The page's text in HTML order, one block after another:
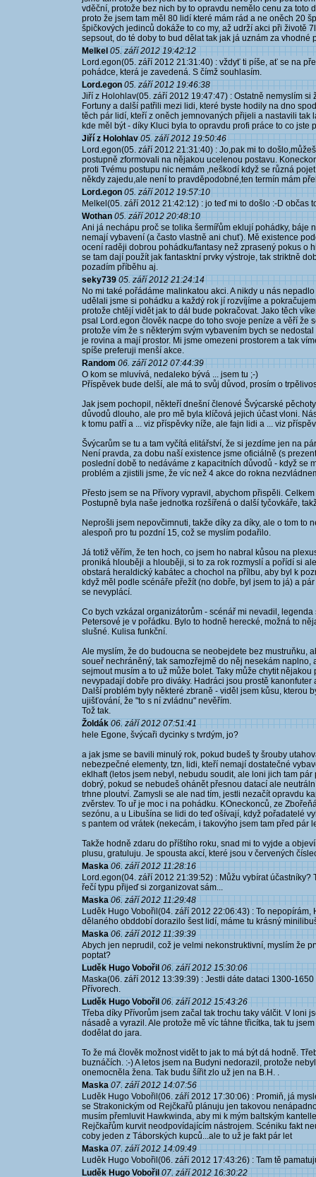
vděční, protože bez nich by to opravdu nemělo cenu za toto
proto že jsem tam měl 80 lidí které mám rád a ne oněch 20
špičkových jedinců dokáže to co my, až udrží akci při životě
sepsout, do té doby to bud dělat tak jak já uznám za vhodné
Melkel 05. září 2012 19:42:12
Lord.egon(05. září 2012 21:31:40) : vždyť ti píše, ať se na
pohádce, která je zavedená. S čímž souhlasím.
Lord.egon 05. září 2012 19:46:38
Jiří z Holohlav(05. září 2012 19:47:47) : Ostatně nemyslím
Fortuny a další patřili mezi lidi, které byste hodily na dno
těch pár lidí, kteří z oněch jemnovaných přijeli a nastavili
kde měl být - díky Kluci byla to opravdu profi práce to co jste
Jiří z Holohlav 05. září 2012 19:50:46
Lord.egon(05. září 2012 21:31:40) : Jo,pak mi to
postupně zformovali na nějakou ucelenou postavu.
proti Tvému postupu nic nemám ,neškodí když se různá
někdy zajedu,ale není to pravděpodobné,ten termín mám
Lord.egon 05. září 2012 19:57:10
Melkel(05. září 2012 21:42:12) : jo teď mi to došlo :-D občas
Wothan 05. září 2012 20:48:10
Ani já nechápu proč se tolika šermířům eklují pohádky, báje
nemají vybavení (a často vlastně ani chuť). Mě existence
ocení raději dobrou pohádku/fantasy než zprasený pokus o
se tam dají použít jak fantasktní prvky výstroje, tak striktně
pozadím příběhu aj.
seky739 05. září 2012 21:24:14
No mi také pořádáme malinkatou akci. A nikdy u nás
udělali jsme si pohádku a každý rok jí rozvíjíme a
protože chtějí vidět jak to dál bude pokračovat. Jako těch
psal Lord.egon člověk nacpe do toho svoje peníze a věří že
protože vím že s některým svým vybavením bych se
je rovina a mají prostor. Mi jsme omezeni prostorem a tak
spíše preferuji menší akce.
Random 06. září 2012 07:44:39
O kom se mluvívá, nedaleko bývá ... jsem tu ;-)
Příspěvek bude delší, ale má to svůj důvod, prosím o
Jak jsem pochopil, někteří dnešní členové Švýcarské
důvodů dlouho, ale pro mě byla klíčová jejich účast vloni.
k tomu patří a ... viz příspěvky níže, ale fajn lidi a ... viz
Švýcarům se tu a tam vyčítá elitářství, že si jezdíme jen na
Není pravda, za dobu naší existence jsme oficiálně (s
poslední době to nedáváme z kapacitních důvodů - když se
problém a zjistili jsme, že víc než 4 akce do rokna
Přesto jsem se na Přívory vypravil, abychom přispěli.
Postupně byla naše jednotka rozšířená o další tyčovkáře,
Neprošli jsem nepovčimnuti, takže díky za díky, ale o tom to
alespoň pro tu pozdní 15, což se myslím podařilo.
Já totiž věřím, že ten hoch, co jsem ho nabral kůsou na
proniká hlouběji a hlouběji, si to za rok rozmyslí a pořídí si
obstará heraldický kabátec a chochol na přílbu, aby byl k
když měl podle scénáře přežít (no dobře, byl jsem to já) a
se nevyplácí.
Co bych vzkázal organizátorům - scénář mi nevadil,
Petersové je v pořádku. Bylo to hodně herecké, možná to
slušné. Kulisa funkční.
Ale myslím, že do budoucna se neobejdete bez mustruňku,
soueř nechráněný, tak samozřejmě do něj nesekám
sejmout musím a to už může bolet. Taky může chytit
nevypadají dobře pro diváky. Hadráci jsou prostě kanonfuter
Další problém byly některé zbraně - viděl jsem kůsu, kterou
ujišťování, že "to s ní zvládnu" nevěřím.
Tož tak.
Žoldák 06. září 2012 07:51:41
hele Egone, švýcaři dycinky s tvrdým, jo?
a jak jsme se bavili minulý rok, pokud budeš ty šrouby
nebezpečné elementy, tzn, lidi, kteří nemají dostatečné
eklhaft (letos jsem nebyl, nebudu soudit, ale loni jich tam
dobrý, pokud se nebudeš ohánět přesnou datací ale
trhne ploutví. Zamysli se ale nad tím, jestli nezačít opravdu
zvěrstev. To uř je moc i na pohádku. KOneckonců, ze
sezónu, a u Libušína se lidi do teď ošívají, když pořadatelé
s pantem od vrátek (nekecám, i takovýho jsem tam před pár
Takže hodně zdaru do příštího roku, snad mi to vyjde a
plusu, gratuluju. Je spousta akcí, které jsou v červených
Maska 06. září 2012 11:28:16
Lord.egon(04. září 2012 21:39:52) : Můžu vybírat
řečí typu přijeď si zorganizovat sám...
Maska 06. září 2012 11:29:48
Luděk Hugo Vobořil(04. září 2012 22:06:43) : To
dělaného obddobí dorazilo šest lidí, máme tu krásný
Maska 06. září 2012 11:39:39
Abych jen neprudil, což je velmi nekonstruktivní, myslím že
poptat?
Luděk Hugo Vobořil 06. září 2012 15:30:06
Maska(06. září 2012 13:39:39) : Jestli dáte dataci 1300-
Přívorech.
Luděk Hugo Vobořil 06. září 2012 15:43:26
Třeba díky Přívorům jsem začal tak trochu taky válčit. V loni
násadě a vyrazil. Ale protože mě víc táhne třicítka, tak tu
dodělat do jara.
To že má člověk možnost vidět to jak to má být dá hodně.
buznáčích. :-) A letos jsem na Budyni nedorazil, protože
onemocněla žena. Tak budu šířit zlo už jen na B.H. .
Maska 07. září 2012 14:07:56
Luděk Hugo Vobořil(06. září 2012 17:30:06) : Promiň, já
se Strakonickým od Rejčkařů plánuju jen takovou
musím přemluvit Hawkwinda, aby mi k mým baltským
Rejčkařům kurvit neodpovídajícím nástrojem. Scéniku fakt
coby jeden z Táborských kupců...ale to už je fakt pár let
Maska 07. září 2012 14:09:49
Luděk Hugo Vobořil(06. září 2012 17:43:26) : Tam tě
Luděk Hugo Vobořil 07. září 2012 16:30:22